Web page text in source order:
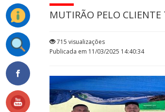
MUTIRÃO PELO
715 visualizações
Publicada em 11/03/2025 14:40:34